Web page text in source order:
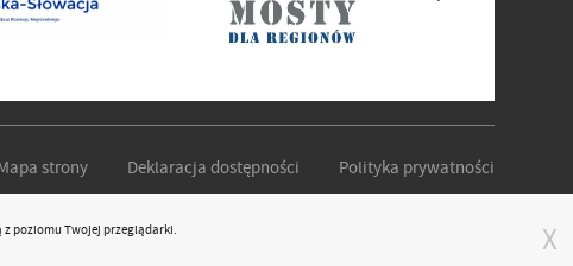
strony Deklaracja dostępności Polityka prywatności
X
poziomu Twojej przeglądarki.